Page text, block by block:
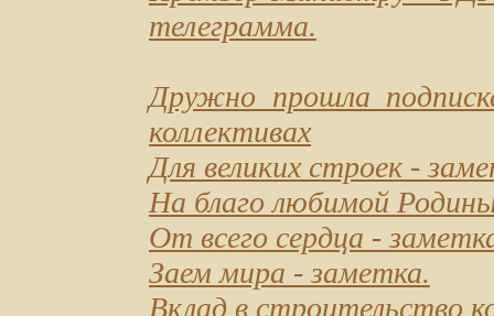
телеграмма.
Дружно прошла
коллективах
Для великих строек -
На благо любимой
От всего сердца -
Заем мира - заметка.
Вклад в строительство